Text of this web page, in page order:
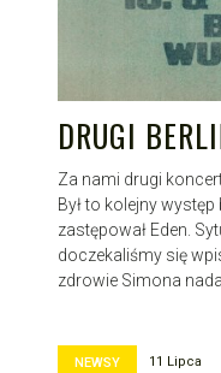
DRUGI
Za nami drugi
Był to kolejny
zastępował Eden.
doczekaliśmy się
zdrowie Simona
NEWSY 11 Lipca